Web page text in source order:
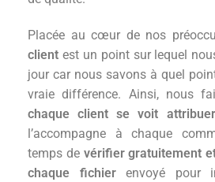
Placée au cœur de nos
client est un point sur lequel
jour car nous savons à quel
vraie différence. Ainsi, nous
chaque client se voit
l’accompagne à chaque
temps devérifier gratuitement
chaque fichier envoyé pour